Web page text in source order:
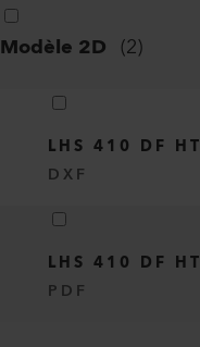
Modèle 2D (2)
LHS 410 DF HT
DXF
LHS 410 DF HT
PDF